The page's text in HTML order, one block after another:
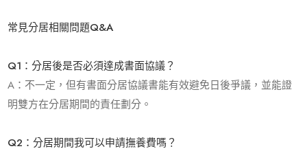
常見分居相關問題Q&A
Q1 ：分居後是否必須達成書面協議？
A：不一定，但有書面分居協議書能有效避免日後爭議，並能證
明雙方在分居期間的責任劃分。
Q2 ：分居期間我可以申請撫養費嗎？